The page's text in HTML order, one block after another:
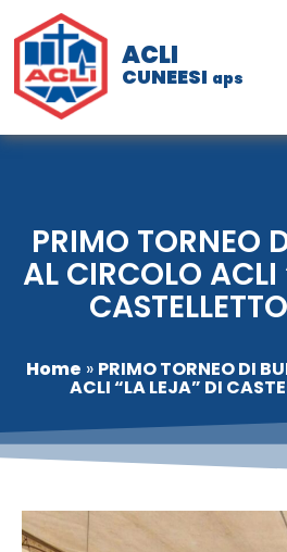
ACLI
CUNEESI aps
PRIMO TORNEO
AL CIRCOLO ACLI
Home » PRIMO TORNEO DI
ACLI “LA LEJA” DI